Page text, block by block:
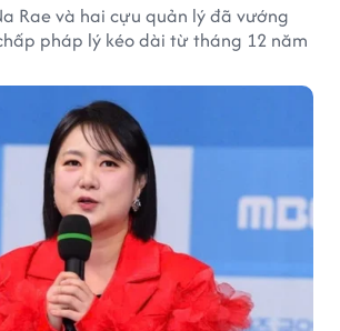
Rae và hai cựu quản lý đã vướng
pháp lý kéo dài từ tháng 12 năm